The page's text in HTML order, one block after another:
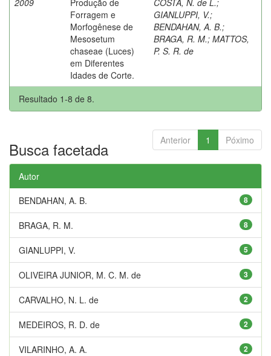
Forragem e
Morfogênese de
Mesosetum
chaseae (Luces)
em Diferentes
Idades de Corte.
GIANLUPPI, V.;
BENDAHAN, A. B.;
BRAGA, R. M.; MATTOS,
P. S. R. de
Resultado 1-8 de 8.
Anterior 1 Póximo
Busca facetada
Autor
8
BENDAHAN, A. B.
8
BRAGA, R. M.
5
GIANLUPPI, V.
3
OLIVEIRA JUNIOR, M. C. M. de
2
CARVALHO, N. L. de
2
MEDEIROS, R. D. de
2
VILARINHO, A. A.